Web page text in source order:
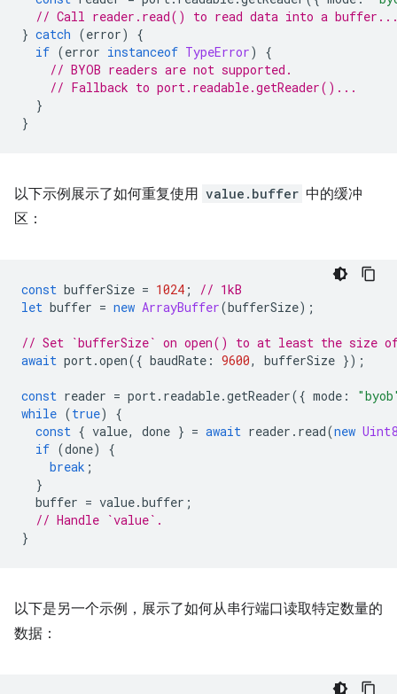
// Call reader.read() to read data into a
} catch (error)
{
if (error instanceof TypeError)
{
// BYOB readers are not supported.
// Fallback to port.readable.getReader()...
}
}
以下示例展示了如何重复使用 value.buffer 中的缓冲
区：
const bufferSize = 1024 ;
// 1kB
let buffer = new ArrayBuffer(bufferSize);
// Set `bufferSize` on open() to at least the size
await port.open({ baudRate : 9600, bufferSize });
const reader = port. readable.getReader({ mode :
while (true)
{
const { value, done } = await reader . read(new
if (done)
{
break ;
}
buffer = value.buffer ;
// Handle `value`.
}
以下是另一个示例，展示了如何从串行端口读取特定数量的
数据：